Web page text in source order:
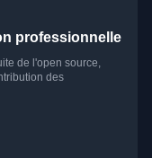
professionnelle
de l'open source,
des